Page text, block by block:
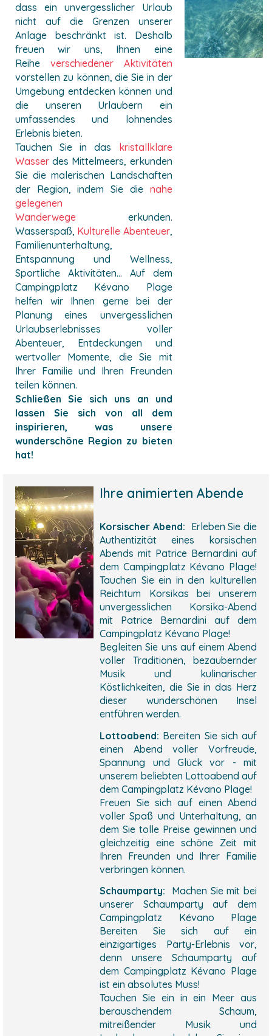
dass ein unvergesslicher Urlaub
nicht auf die Grenzen unserer
Anlage beschränkt ist. Deshalb
freuen wir uns, Ihnen eine
Reihe verschiedener Aktivitäten
vorstellen zu können, die Sie in der
Umgebung entdecken können und
die unseren Urlaubern ein
umfassendes und lohnendes
Erlebnis bieten.
Tauchen Sie in das kristallklare
Wasser des Mittelmeers, erkunden
Sie die malerischen Landschaften
der Region, indem Sie die nahe
gelegenen
Wanderwege
erkunden.
Wasserspaß, Kulturelle Abenteuer,
Familienunterhaltung,
Entspannung und Wellness,
Sportliche Aktivitäten... Auf dem
Campingplatz Kévano Plage
helfen wir Ihnen gerne bei der
Planung eines unvergesslichen
Urlaubserlebnisses voller
Abenteuer, Entdeckungen und
wertvoller Momente, die Sie mit
Ihrer Familie und Ihren Freunden
teilen können.
Schließen Sie sich uns an und
lassen Sie sich von all dem
inspirieren, was unsere
wunderschöne Region zu bieten
hat!
Ihre animierten Abende
Korsischer Abend: Erleben Sie die
Authentizität eines korsischen
Abends mit Patrice Bernardini auf
dem Campingplatz Kévano Plage!
Tauchen Sie ein in den kulturellen
Reichtum Korsikas bei unserem
unvergesslichen Korsika-Abend
mit Patrice Bernardini auf dem
Campingplatz Kévano Plage!
Begleiten Sie uns auf einem Abend
voller Traditionen, bezaubernder
Musik und kulinarischer
Köstlichkeiten, die Sie in das Herz
dieser wunderschönen Insel
entführen werden.
Lottoabend: Bereiten Sie sich auf
einen Abend voller Vorfreude,
Spannung und Glück vor - mit
unserem beliebten Lottoabend auf
dem Campingplatz Kévano Plage!
Freuen Sie sich auf einen Abend
voller Spaß und Unterhaltung, an
dem Sie tolle Preise gewinnen und
gleichzeitig eine schöne Zeit mit
Ihren Freunden und Ihrer Familie
verbringen können.
Schaumparty:
Machen Sie mit bei
unserer Schaumparty auf dem
Campingplatz Kévano Plage
Bereiten Sie sich auf ein
einzigartiges Party-Erlebnis vor,
denn unsere Schaumparty auf
dem Campingplatz Kévano Plage
ist ein absolutes Muss!
Tauchen Sie ein in ein Meer aus
berauschendem Schaum,
mitreißender Musik und